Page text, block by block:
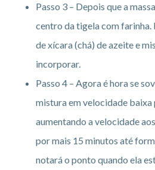
Passo 3 – Depois que a
centro da tigela com farinha.
de xícara (chá) de azeite e
incorporar.
Passo 4 – Agora é hora se
mistura em velocidade baixa
aumentando a velocidade
por mais 15 minutos até
notará o ponto quando ela